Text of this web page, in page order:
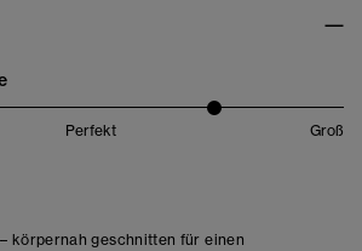
Perfekt Groß
körpernah geschnitten für einen